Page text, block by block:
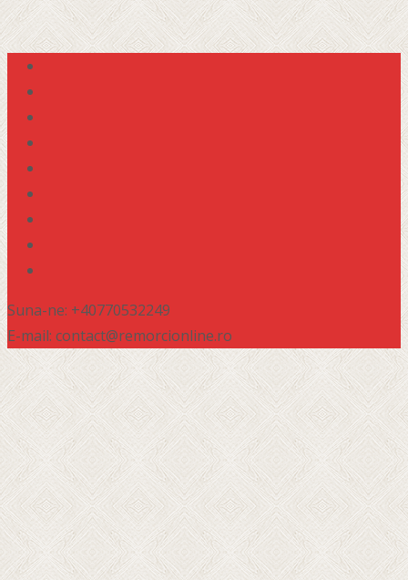
Suna-ne: +40770532249
E-mail: contact@remorcionline.ro